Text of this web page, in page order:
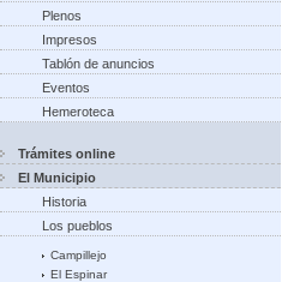
Plenos
Impresos
Tablón de anuncios
Eventos
Hemeroteca
Trámites online
El Municipio
Historia
Los pueblos
Campillejo
El Espinar